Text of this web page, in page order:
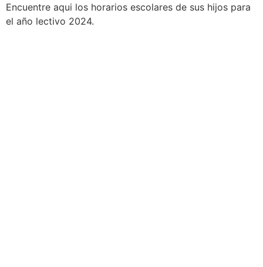
Encuentre aqui los horarios escolares de sus hijos para
el año lectivo 2024.